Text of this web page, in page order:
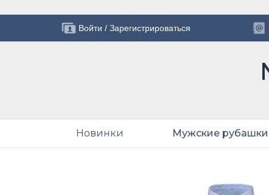
Войти / Зарегистрироваться
Новинки Мужские рубашки